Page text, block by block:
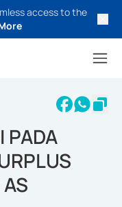
access to the
PADA